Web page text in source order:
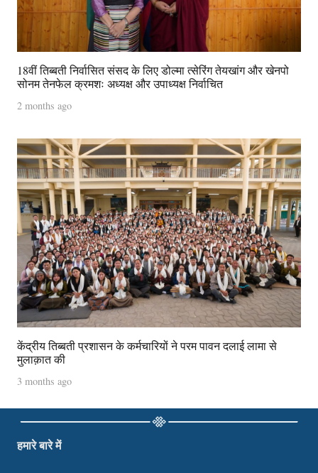
18वीं तिब्बती निर्वासित संसद के लिए डोल्मा त्सेरिंग तेयखांग और खेनपो
सोनम तेनफेल क्रमशः अध्यक्ष और उपाध्यक्ष निर्वाचित
2 months ago
केंद्रीय तिब्बती प्रशासन के कर्मचारियों ने परम पावन दलाई लामा से
मुलाक़ात की
3 months ago
हमारे बारे में